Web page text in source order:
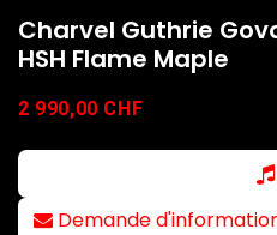
Charvel Guthrie
HSH Flame Maple
2 990,00 CHF
Demande